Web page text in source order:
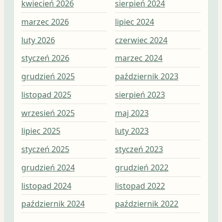
kwiecień 2026
marzec 2026
luty 2026
styczeń 2026
grudzień 2025
listopad 2025
wrzesień 2025
lipiec 2025
styczeń 2025
grudzień 2024
listopad 2024
październik 2024
sierpień 2024
lipiec 2024
czerwiec 2024
marzec 2024
październik 2023
sierpień 2023
maj 2023
luty 2023
styczeń 2023
grudzień 2022
listopad 2022
październik 2022